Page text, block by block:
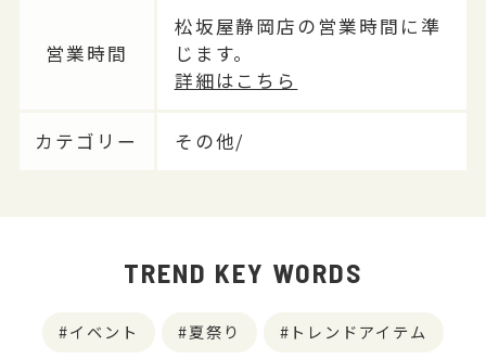
営業時間
松坂屋静岡店の営業時間に準
じます。
詳細はこちら
カテゴリー その他/
TREND KEY WORDS
イベント 夏祭り トレンドアイテム